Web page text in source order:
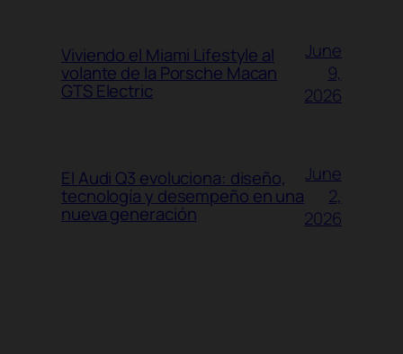
Viviendo el Miami Lifestyle al
volante de la Porsche Macan
GTS Electric
June
9,
2026
El Audi Q3 evoluciona: diseño,
tecnología y desempeño en una
nueva generación
June
2,
2026